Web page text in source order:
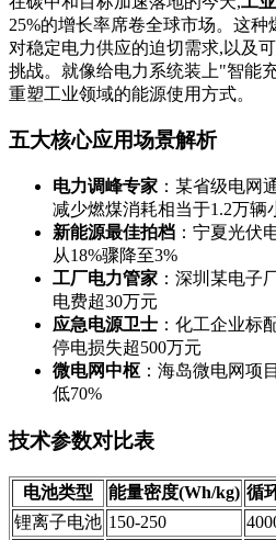
25%的增长率席卷全球市场。这
对稳定电力供应的迫切需求,以及
挑战。就像给电力系统装上"智能
重塑工业领域的能源使用方式。
五大核心应用场景解析
电力调峰专家 ：某省级电网
减少燃煤消耗相当于1.2万辆
新能源最佳拍档 ：宁夏光伏
从18%骤降至3%
工厂电力管家 ：深圳某电子
电费超30万元
应急电源卫士 ：化工企业标
停电损失超500万元
微电网中枢 ：海岛微电网项
低70%
技术参数对比表
电池类型 能量密度(Wh/kg) 循
锂离子电池 150-250